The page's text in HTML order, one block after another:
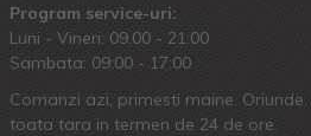
Program service-uri:
Luni - Vineri: 09.00 - 21:00
Sambata: 09:00 - 17:00
Comanzi azi, primesti maine.
toata tara in termen de 24 de ore.